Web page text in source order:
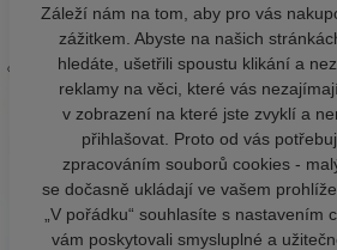
Záleží nám na tom, aby pro vás
zážitkem. Abyste na našich
hledáte, ušetřili spoustu klikání a
reklamy na věci, které vás
v zobrazení na které jste zvyklí a
přihlašovat. Proto od vás
zpracováním souborů cookies -
se dočasně ukládají ve vašem
„V pořádku“ souhlasíte s nastavením
vám poskytovali smysluplné a